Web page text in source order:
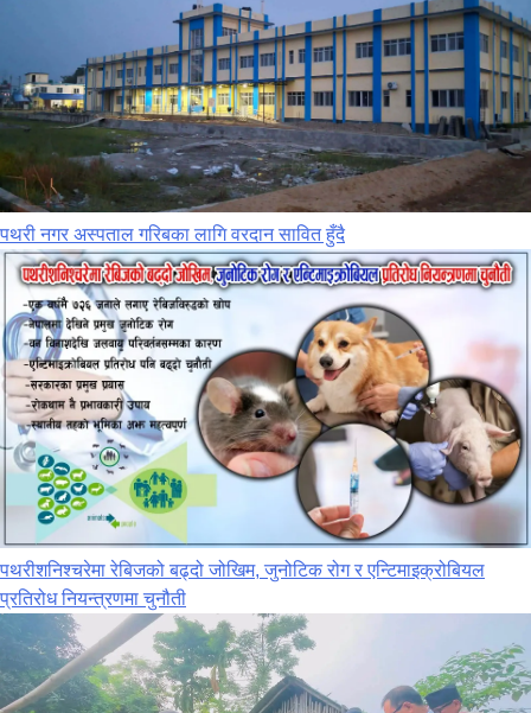
पथरी नगर अस्पताल गरिबका लागि वरदान सावित हुँदै
पथरीशनिश्‍चरेमा रेबिजको बढ्दो जोखिम, जुनोटिक रोग र एन्टिमाइक्रोबियल
प्रतिरोध नियन्त्रणमा चुनौती